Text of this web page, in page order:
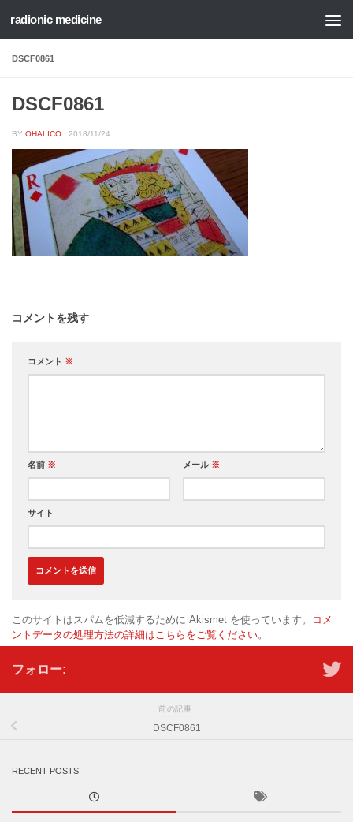
コンテンツへスキップ
radionic medicine
DSCF0861
DSCF0861
BY OHALICO · 2018/11/24
コメントを残す
コメント ※
名前 ※ メール ※
サイト
このサイトはスパムを低減するために Akismet を使っています。
コメ
ントデータの処理方法の詳細はこちらをご覧ください。
フォロー:
前の記事
DSCF0861
RECENT POSTS